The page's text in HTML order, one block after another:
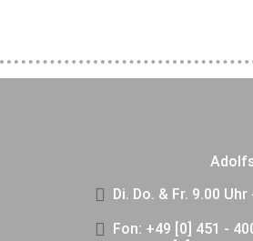
Di. Do. & Fr. 9.00
Fon: +49 [0] 451 -